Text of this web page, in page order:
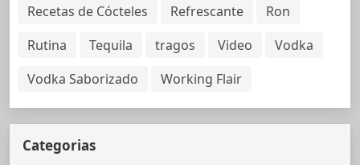
Recetas de Cócteles
Refrescante
Ron
Rutina
Tequila tragos Video
Vodka
Vodka Saborizado
Working Flair
Categorias